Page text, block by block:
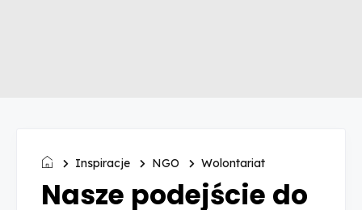
Inspiracje NGO Wolontariat
Nasze podejście do